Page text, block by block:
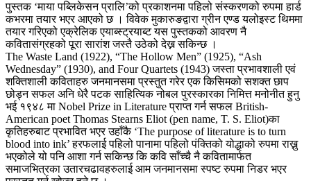
पुस्तक ‘माया पब्लिकेसन प्रालि’को प्रकाशनमा पहिलो संस्करणको रुपमा हार्ड
कभरमा तयार भएर आएको छ । विवेक मुकारुङद्वारा ग्रीन एण्ड यलोइस्ट थिममा
तयार गरिएको एक्रेलिक एयाब्स्ट्रयाब्ट यस पुस्तकको आवरण नै
कवितासंग्रहको पूरा सारांश जस्तै उठेको देख्न सकिन्छ ।
The Waste Land (1922), “The Hollow Men” (1925), “Ash
Wednesday” (1930), and Four Quartets (1943) जस्ता प्रभावशाली एवं
शक्तिशाली कविताहरु जनमानसमा प्रस्तुत गरेर एक किसिमको सशक्त छाप
छोड्न सफल अनि धेरै पटक साहित्यिक नोबल पुरस्कारका निमित्त मनोनीत हुनु
भई १९४८ मा Nobel Prize in Literature प्राप्त गर्न सफल British-
American poet Thomas Stearns Eliot (pen name, T. S. Eliot)का
कृतिहरुबाट प्रभावित भएर उहाँकै ‘The purpose of literature is to turn
blood into ink’ हरफलाई पहिलो पानामा पहिलो पंक्तिको योद्धाको रुपमा राख्नु
भएकोले यो पनि आशा गर्न सकिन्छ कि कवि साँच्चै नै कवितामार्फत
समाजभित्रका उतारचढावहरुलाई आम जनमानसमा स्पष्ट रुपमा निडर भएर